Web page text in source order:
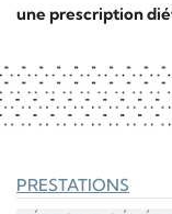
une prescription
PRESTATIONS